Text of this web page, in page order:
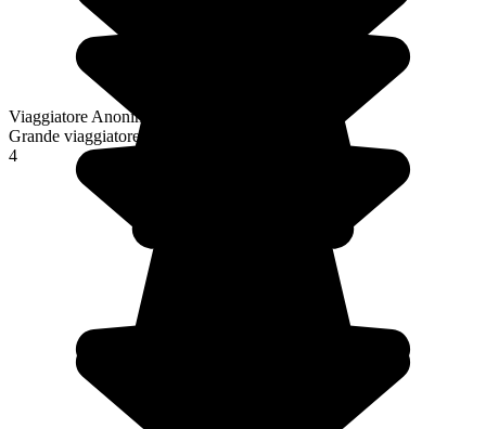
Viaggiatore Anonimo
Grande viaggiatore
4